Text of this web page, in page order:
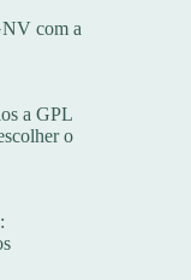
com a
a GPL
o